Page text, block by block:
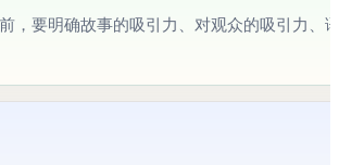
，要明确故事的吸引力、对观众的吸引力、